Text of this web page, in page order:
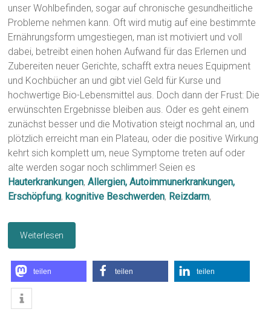
unser Wohlbefinden, sogar auf chronische gesundheitliche
Probleme nehmen kann. Oft wird mutig auf eine bestimmte
Ernährungsform umgestiegen, man ist motiviert und voll
dabei, betreibt einen hohen Aufwand für das Erlernen und
Zubereiten neuer Gerichte, schafft extra neues Equipment
und Kochbücher an und gibt viel Geld für Kurse und
hochwertige Bio-Lebensmittel aus. Doch dann der Frust: Die
erwünschten Ergebnisse bleiben aus. Oder es geht einem
zunächst besser und die Motivation steigt nochmal an, und
plötzlich erreicht man ein Plateau, oder die positive Wirkung
kehrt sich komplett um, neue Symptome treten auf oder
alte werden sogar noch schlimmer! Seien es
Hauterkrankungen,Allergien, Autoimmunerkrankungen,
Erschöpfung,kognitive Beschwerden, Reizdarm,
Weiterlesen
teilen teilen teilen